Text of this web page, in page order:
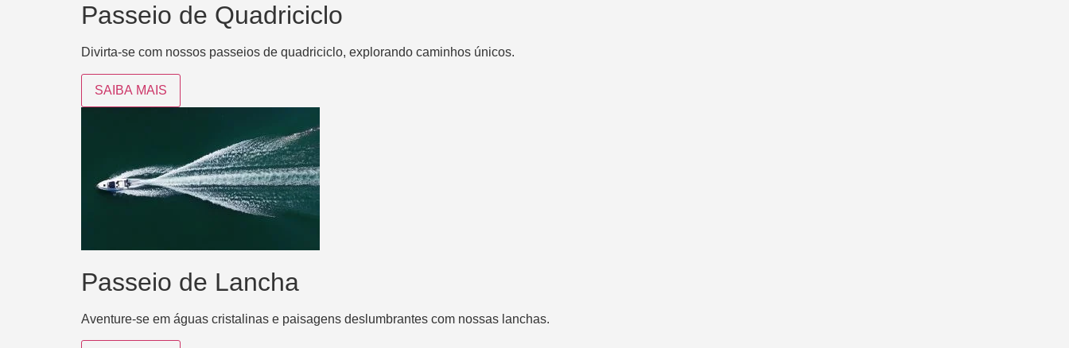
Passeio de Quadriciclo
Divirta-se com nossos passeios de quadriciclo, explorando caminhos únicos.
SAIBA MAIS
Passeio de Lancha
Aventure-se em águas cristalinas e paisagens deslumbrantes com nossas lanchas.